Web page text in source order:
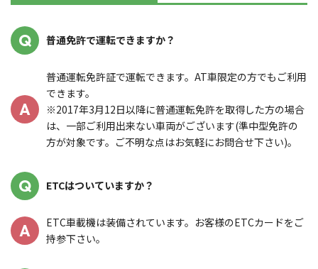
Q 普通免許で運転できますか？
A
普通運転免許証で運転できます。AT車限定の方でもご利用
できます。
※2017年3月12日以降に普通運転免許を取得した方の場合
は、一部ご利用出来ない車両がございます(準中型免許の
方が対象です。ご不明な点はお気軽にお問合せ下さい)。
Q ETCはついていますか？
A
ETC車載機は装備されています。お客様のETCカードをご
持参下さい。